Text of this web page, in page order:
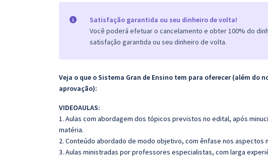
Satisfação garantida ou seu dinheiro de volta!
Você poderá efetuar o cancelamento e obter 100% do
satisfação garantida ou seu dinheiro de volta.
Veja o que o Sistema Gran de Ensino tem para oferecer (além do
aprovação):
VIDEOAULAS:
1. Aulas com abordagem dos tópicos previstos no edital, após
matéria.
2. Conteúdo abordado de modo objetivo, com ênfase nos aspectos
3. Aulas ministradas por professores especialistas, com larga